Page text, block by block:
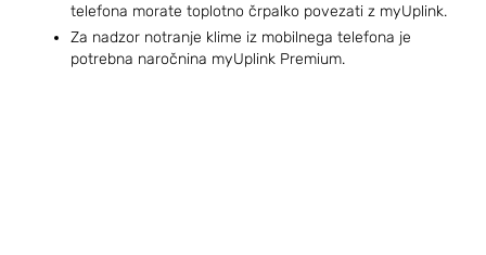
telefona morate toplotno črpalko povezati z myUplink.
Za nadzor notranje klime iz mobilnega telefona je
potrebna naročnina myUplink Premium.